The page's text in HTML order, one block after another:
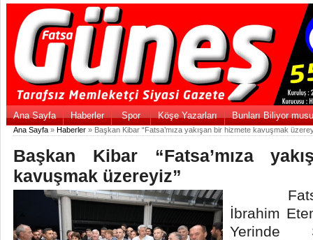
Ana Sayfa Haberler Spor Köşe Yazarları Bunları Biliyor
Ana Sayfa » Haberler » Başkan Kibar “Fatsa’mıza yakışan bir hizmete kavuşmak
Başkan Kibar “Fatsa’mıza
kavuşmak üzereyiz”
Fatsa
İbrahim
Yerinde